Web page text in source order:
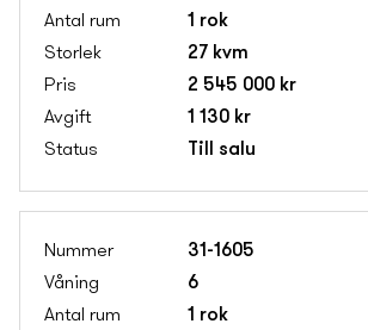
1 rok
27 kvm
2 545 000 kr
1 130 kr
Till salu
31-1605
6
1 rok